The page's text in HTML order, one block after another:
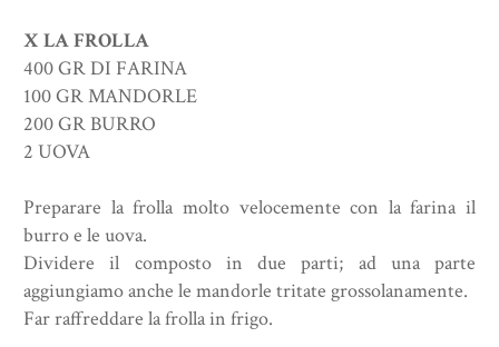
X LA FROLLA
400 GR DI FARINA
100 GR MANDORLE
200 GR BURRO
2 UOVA
Preparare la frolla molto velocemente con la farina il
burro e le uova.
Dividere il composto in due parti; ad una parte
aggiungiamo anche le mandorle tritate grossolanamente.
Far raffreddare la frolla in frigo.